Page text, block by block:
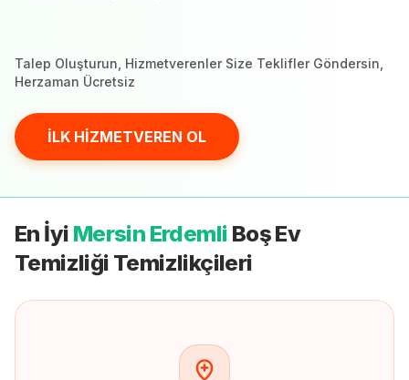
Talep Oluşturun, Hizmetverenler Size Teklifler Göndersin,
Herzaman Ücretsiz
İLK HİZMETVEREN OL
En İyi Mersin Erdemli Boş Ev
Temizliği Temizlikçileri